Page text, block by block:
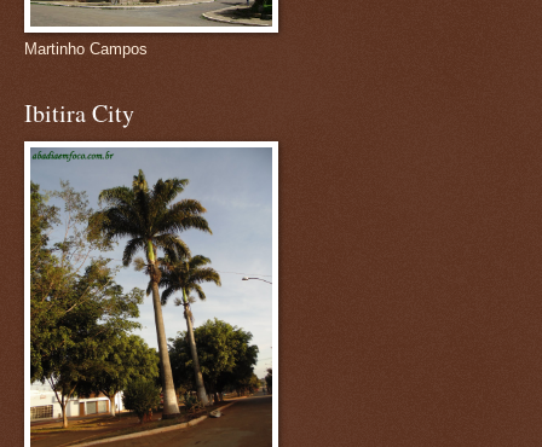
Martinho Campos
Ibitira City